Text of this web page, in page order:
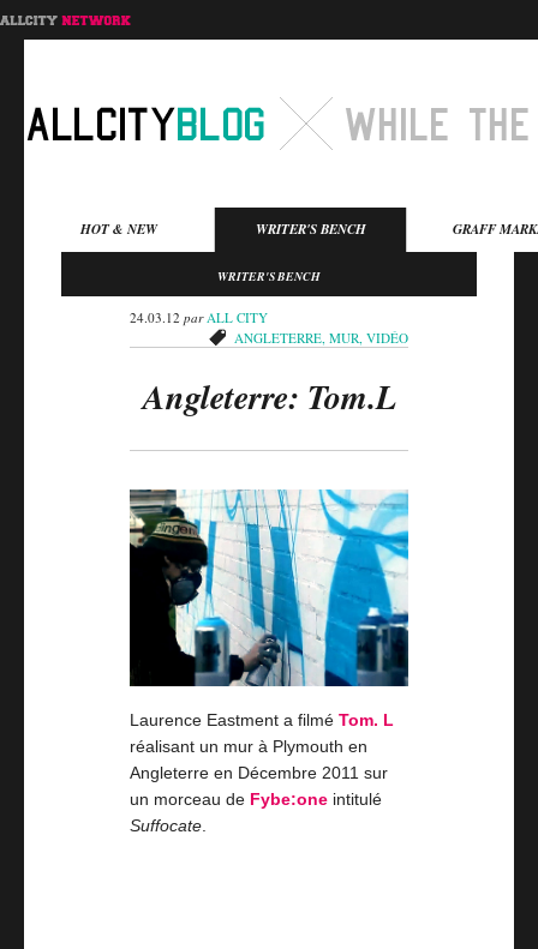
Aller au contenu
Aller au contenu
HOT & NEW WRITER'S BENCH GRAFF
WRITER'S BENCH
24.03.12 par ALL CITY
ANGLETERRE, MUR VIDÉO
Angleterre: Tom.L
Laurence Eastment a filméTom. L
réalisant un mur à Plymouth en
Angleterre en Décembre 2011 sur
un morceau de Fybe:one intitulé
Suffocate